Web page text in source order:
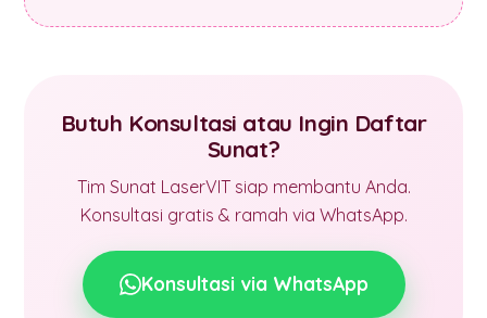
Butuh Konsultasi atau Ingin Daftar
Sunat?
Tim Sunat LaserVIT siap membantu Anda.
Konsultasi gratis & ramah via WhatsApp.
Konsultasi via WhatsApp